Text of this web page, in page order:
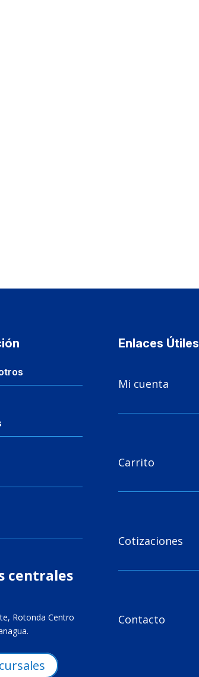
centrales
Rotonda Centro
Enlaces Útiles
Mi cuenta
Carrito
Cotizaciones
Contacto